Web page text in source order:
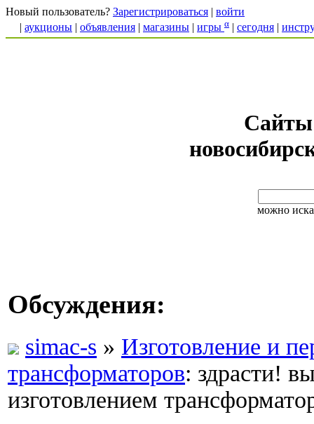
Новый пользователь? Зарегистрироваться | войти
| аукционы | объявления | магазины | игры α | сегодня |
можно
Обсуждения:
simac-s » Изготовление и
трансформаторов: здрасти!
изготовлением